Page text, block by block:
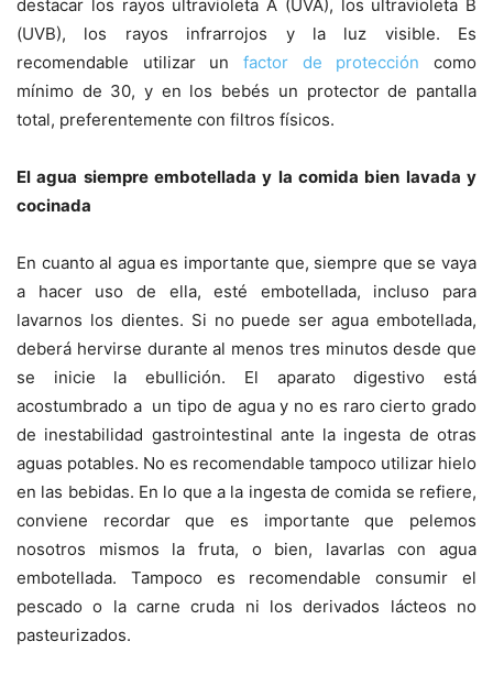
destacar los rayos ultravioleta A (UVA), los ultravioleta B
(UVB), los rayos infrarrojos y la luz visible. Es
recomendable utilizar un factor de protección como
mínimo de 30, y en los bebés un protector de pantalla
total, preferentemente con filtros físicos.
El agua siempre embotellada y la comida bien lavada y
cocinada
En cuanto al agua es importante que, siempre que se vaya
a hacer uso de ella, esté embotellada, incluso para
lavarnos los dientes. Si no puede ser agua embotellada,
deberá hervirse durante al menos tres minutos desde que
se inicie la ebullición. El aparato digestivo está
acostumbrado a un tipo de agua y no es raro cierto grado
de inestabilidad gastrointestinal ante la ingesta de otras
aguas potables. No es recomendable tampoco utilizar hielo
en las bebidas. En lo que a la ingesta de comida se refiere,
conviene recordar que es importante que pelemos
nosotros mismos la fruta, o bien, lavarlas con agua
embotellada. Tampoco es recomendable consumir el
pescado o la carne cruda ni los derivados lácteos no
pasteurizados.